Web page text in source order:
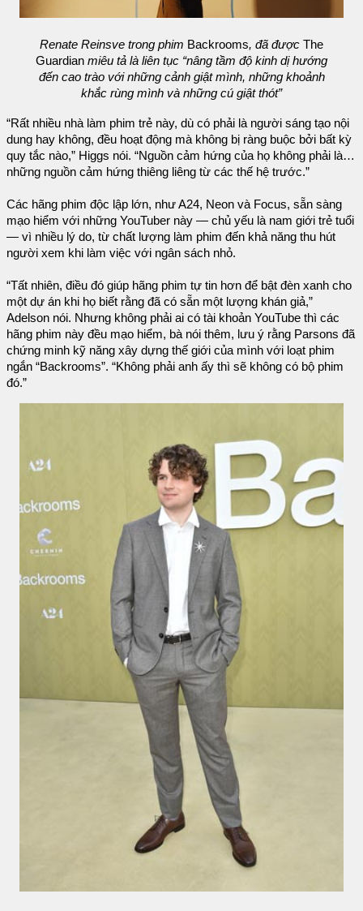
Renate Reinsve trong phim Backrooms, đã được The
Guardian miêu tả là liên tục “nâng tầm độ kinh dị hướng
đến cao trào với những cảnh giật mình, những khoảnh
khắc rùng mình và những cú giật thót”
“Rất nhiều nhà làm phim trẻ này, dù có phải là người sáng tạo nội
dung hay không, đều hoạt động mà không bị ràng buộc bởi bất kỳ
quy tắc nào,” Higgs nói. “Nguồn cảm hứng của họ không phải là…
những nguồn cảm hứng thiêng liêng từ các thế hệ trước.”
Các hãng phim độc lập lớn, như A24, Neon và Focus, sẵn sàng
mạo hiểm với những YouTuber này — chủ yếu là nam giới trẻ tuổi
— vì nhiều lý do, từ chất lượng làm phim đến khả năng thu hút
người xem khi làm việc với ngân sách nhỏ.
“Tất nhiên, điều đó giúp hãng phim tự tin hơn để bật đèn xanh cho
một dự án khi họ biết rằng đã có sẵn một lượng khán giả,”
Adelson nói. Nhưng không phải ai có tài khoản YouTube thì các
hãng phim này đều mạo hiểm, bà nói thêm, lưu ý rằng Parsons đã
chứng minh kỹ năng xây dựng thế giới của mình với loạt phim
ngắn “Backrooms”. “Không phải anh ấy thì sẽ không có bộ phim
đó.”